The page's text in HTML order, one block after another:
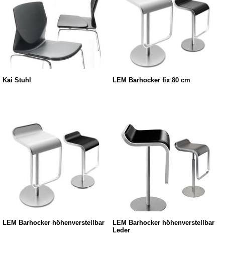
Kai Stuhl LEM Barhocker fix 80 cm
LEM Barhocker höhenverstellbar
LEM Barhocker höhenverstellbar
Leder